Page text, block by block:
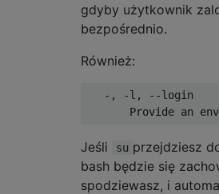
gdyby użytkownik
bezpośrednio.
Również:
-, -l , --login
Provide an
Jeśli su przejdziesz
bash będzie się
spodziewasz, i